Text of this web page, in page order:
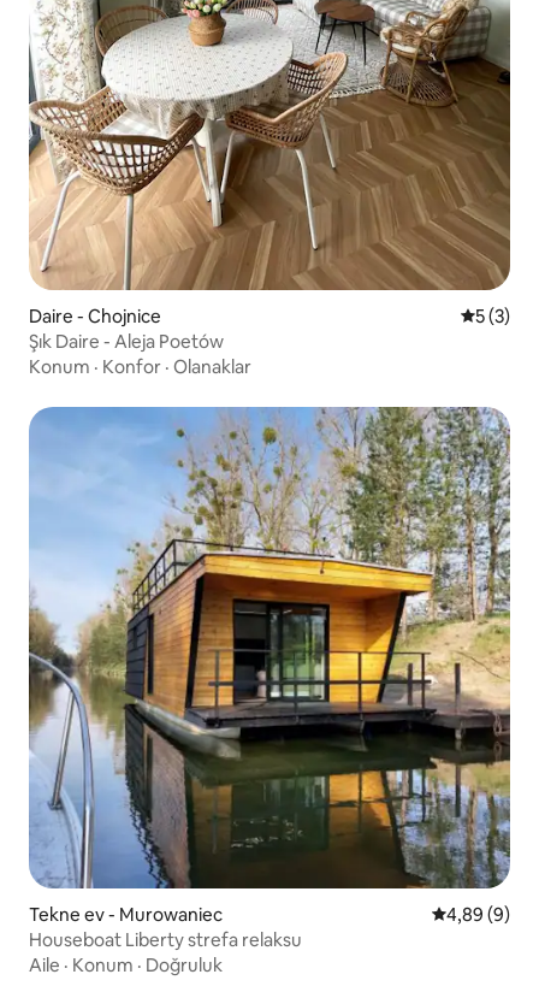
Daire - Chojnice 55 (3)
Şık Daire - Aleja Poetów
Konum · Konfor · Olanaklar
Tekne ev - Murowaniec 5 üzerinden
4,89 (9)
Houseboat Liberty strefa relaksu
Aile · Konum · Doğruluk